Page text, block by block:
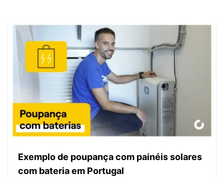
Exemplo de poupança com painéis solares
com bateria em Portugal